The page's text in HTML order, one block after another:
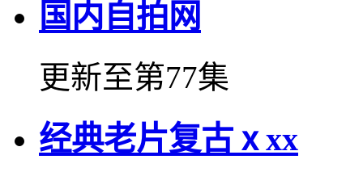
国内自拍网
更新至第77集
经典老片复古ⅹxx